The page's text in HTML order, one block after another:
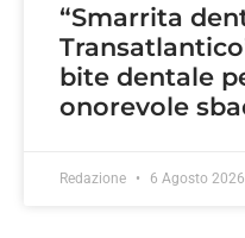
“Smarrita
bite dentale
onorevole
Redazione 6 Agosto 2026